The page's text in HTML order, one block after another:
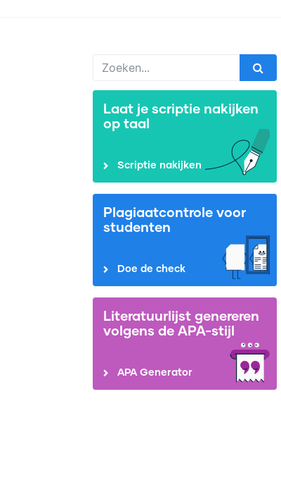
Laat je scriptie nakijken
op taal
Scriptie nakijken
Plagiaatcontrole voor
studenten
Doe de check
Literatuurlijst genereren
volgens de APA-stijl
APA Generator